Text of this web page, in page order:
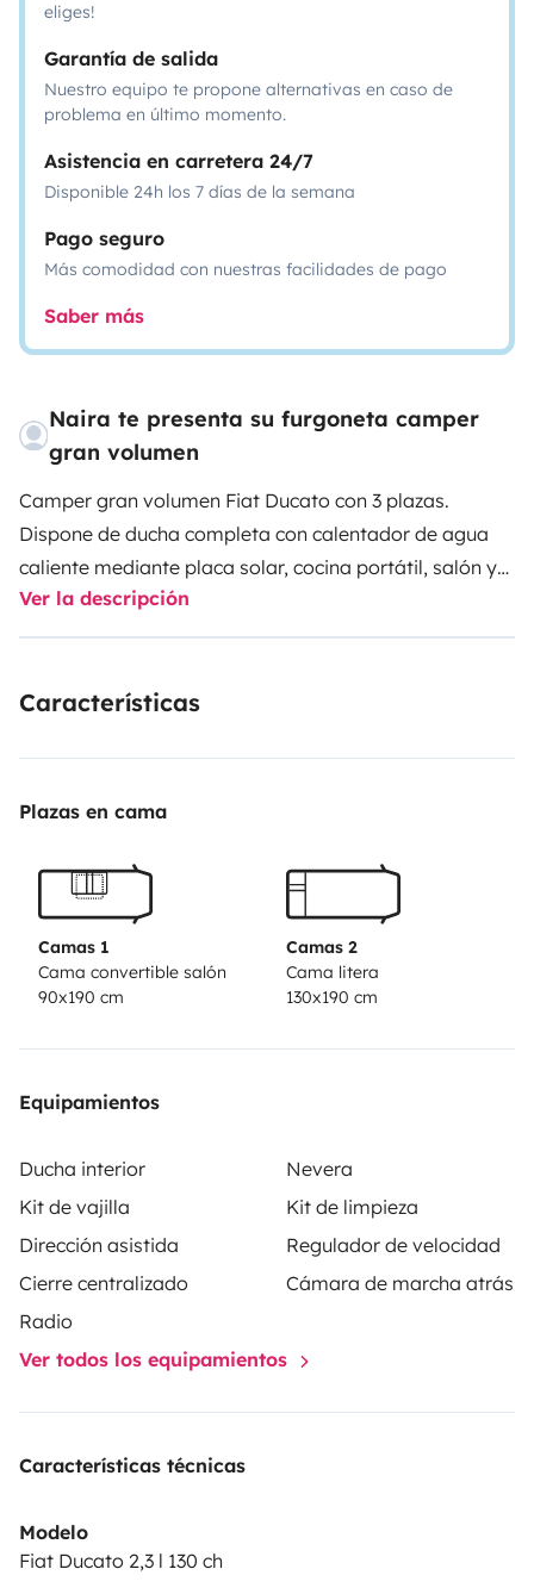
eliges!
Garantía de salida
Nuestro equipo te propone alternativas en caso de
problema en último momento.
Asistencia en carretera 24/7
Disponible 24h los 7 días de la semana
Pago seguro
Más comodidad con nuestras facilidades de pago
Saber más
Naira te presenta su furgoneta camper
gran volumen
Camper gran volumen Fiat Ducato con 3 plazas.
Dispone de ducha completa con calentador de agua
caliente mediante placa solar, cocina portátil, salón y
sofá que se hace cama individual, wc potti, nevera,
frigorífico y microondas.
gran capacidad de almacenaje tanto en interior como
Depósito de aguas limpias de 95 litros y grises de 75
Ver la descripción
Características
Plazas en cama
Camas 1
Cama convertible salón
90x190 cm
Camas 2
Cama litera
130x190 cm
Equipamientos
Ducha interior
Nevera
Kit de vajilla
Kit de limpieza
Dirección asistida
Regulador de velocidad
Cierre centralizado
Cámara de marcha atrás
Radio
Ver todos los equipamientos
Características técnicas
Modelo
Fiat Ducato 2,3 l 130 ch